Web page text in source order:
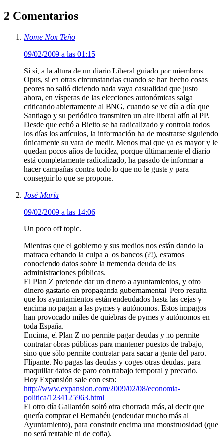
2 Comentarios
Nome Non Teño
09/02/2009 a las 01:15
Sí sí, a la altura de un diario Liberal guiado por miembros
Opus, si en otras circunstancias cuando se han hecho cosas
peores no salió diciendo nada vaya casualidad que justo
ahora, en vísperas de las elecciones autonómicas salga
criticando abiertamente al BNG, cuando se ve día a día que
Santiago y su periódico transmiten un aire liberal afín al PP.
Desde que echó a Bieito se ha radicalizado y controla todos
los días los artículos, la información ha de mostrarse siguiendo
únicamente su vara de medir. Menos mal que ya es mayor y le
quedan pocos años de lucidez, porque últimamente el diario
está completamente radicalizado, ha pasado de informar a
hacer campañas contra todo lo que no le guste y para
conseguir lo que se propone.
José María
09/02/2009 a las 14:06
Un poco off topic.
Mientras que el gobierno y sus medios nos están dando la
matraca echando la culpa a los bancos (?!), estamos
conociendo datos sobre la tremenda deuda de las
administraciones públicas.
El Plan Z pretende dar un dinero a ayuntamientos, y otro
dinero gastarlo en propaganda gubernamental. Pero resulta
que los ayuntamientos están endeudados hasta las cejas y
encima no pagan a las pymes y autónomos. Estos impagos
han provocado miles de quiebras de pymes y autónomos en
toda España.
Encima, el Plan Z no permite pagar deudas y no permite
contratar obras públicas para mantener puestos de trabajo,
sino que sólo permite contratar para sacar a gente del paro.
Flipante. No pagas las deudas y coges otras deudas, para
maquillar datos de paro con trabajo temporal y precario.
Hoy Expansión sale con esto:
http://www.expansion.com/2009/02/08/economia-
politica/1234125963.html
El otro día Gallardón soltó otra chorrada más, al decir que
quería comprar el Bernabéu (endeudar mucho más al
Ayuntamiento), para construir encima una monstruosidad (que
no será rentable ni de coña).